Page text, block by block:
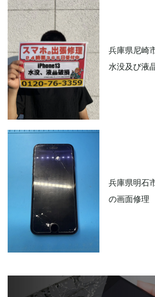
兵庫県尼崎
水没及び液
兵庫県明石
の画面修理